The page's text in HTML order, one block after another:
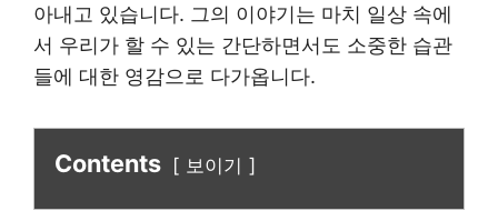
아내고 있습니다. 그의 이야기는 마치 일상 속에
서 우리가 할 수 있는 간단하면서도 소중한 습관
들에 대한 영감으로 다가옵니다.
Contents 보이기